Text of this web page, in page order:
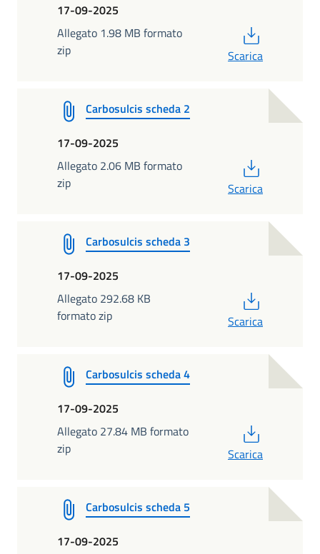
17-09-2025
Allegato 1.98 MB formato
zip
Scarica
Carbosulcis scheda 2
17-09-2025
Allegato 2.06 MB formato
zip
Scarica
Carbosulcis scheda 3
17-09-2025
Allegato 292.68 KB
formato zip
Scarica
Carbosulcis scheda 4
17-09-2025
Allegato 27.84 MB formato
zip
Scarica
Carbosulcis scheda 5
17-09-2025